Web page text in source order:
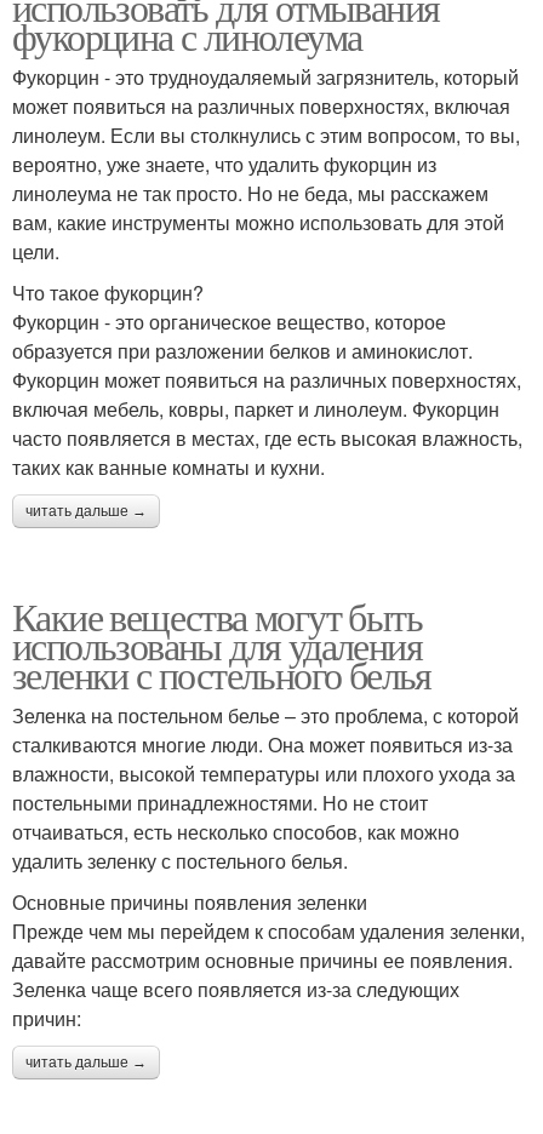
фукорцина с линолеума
Фукорцин - это трудноудаляемый загрязнитель, который
может появиться на различных поверхностях, включая
линолеум. Если вы столкнулись с этим вопросом, то вы,
вероятно, уже знаете, что удалить фукорцин из
линолеума не так просто. Но не беда, мы расскажем
вам, какие инструменты можно использовать для этой
цели.
Что такое фукорцин?
Фукорцин - это органическое вещество, которое
образуется при разложении белков и аминокислот.
Фукорцин может появиться на различных поверхностях,
включая мебель, ковры, паркет и линолеум. Фукорцин
часто появляется в местах, где есть высокая влажность,
таких как ванные комнаты и кухни.
читать дальше →
Какие вещества могут быть
использованы для удаления
зеленки с постельного белья
Зеленка на постельном белье – это проблема, с которой
сталкиваются многие люди. Она может появиться из-за
влажности, высокой температуры или плохого ухода за
постельными принадлежностями. Но не стоит
отчаиваться, есть несколько способов, как можно
удалить зеленку с постельного белья.
Основные причины появления зеленки
Прежде чем мы перейдем к способам удаления зеленки,
давайте рассмотрим основные причины ее появления.
Зеленка чаще всего появляется из-за следующих
причин:
читать дальше →